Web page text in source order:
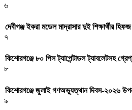
৬
দেবীগঞ্জ ইকরা মডেল মাদ্রাসার দুই শিক্ষার্থীর
৭
কিশোরগঞ্জে ৮০ পিস ট্যাপেন্টাডল ট্যাবলেটসহ
৮
কিশোরগঞ্জে জুলাই গণঅভ্যুত্থান দিবস-২০২৬
৯